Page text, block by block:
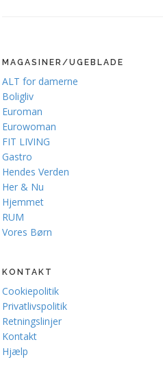
MAGASINER/UGEBLADE
ALT for damerne
Boligliv
Euroman
Eurowoman
FIT LIVING
Gastro
Hendes Verden
Her & Nu
Hjemmet
RUM
Vores Børn
KONTAKT
Cookiepolitik
Privatlivspolitik
Retningslinjer
Kontakt
Hjælp